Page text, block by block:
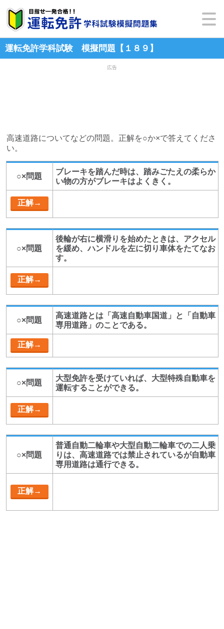
運転免許学科試験 模擬問題【１８９】
広告
高速道路についてなどの問題。正解を○か×で答えてくださ
い。
○×問題
ブレーキを踏んだ時は、踏みごたえの柔らか
い物の方がブレーキはよくきく。
○×問題
後輪が右に横滑りを始めたときは、アクセル
を緩め、ハンドルを左に切り車体をたてなお
す。
○×問題
高速道路とは「高速自動車国道」と「自動車
専用道路」のことである。
○×問題
大型免許を受けていれば、大型特殊自動車を
運転することができる。
○×問題
普通自動二輪車や大型自動二輪車での二人乗
りは、高速道路では禁止されているが自動車
専用道路は通行できる。